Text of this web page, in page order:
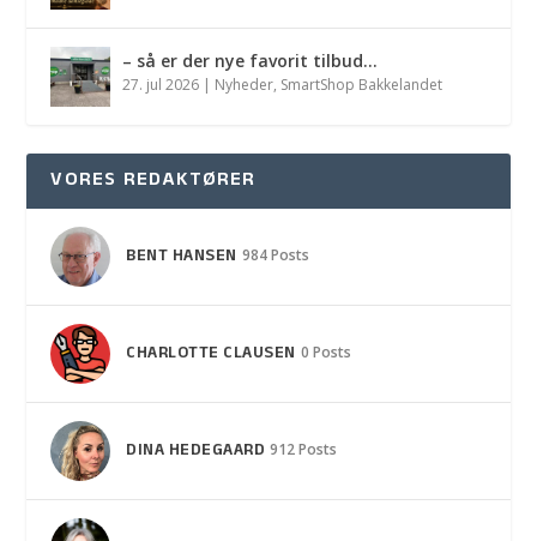
– så er der nye favorit tilbud…
27. jul 2026 | Nyheder, SmartShop Bakkelandet
VORES REDAKTØRER
BENT HANSEN 984 Posts
CHARLOTTE CLAUSEN 0 Posts
DINA HEDEGAARD 912 Posts